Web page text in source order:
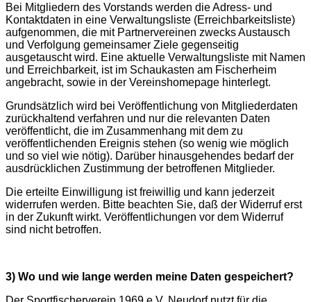
Bei Mitgliedern des Vorstands werden die Adress- und
Kontaktdaten in eine Verwaltungsliste (Erreichbarkeitsliste)
aufgenommen, die mit Partnervereinen zwecks Austausch
und Verfolgung gemeinsamer Ziele gegenseitig
ausgetauscht wird. Eine aktuelle Verwaltungsliste mit Namen
und Erreichbarkeit, ist im Schaukasten am Fischerheim
angebracht, sowie in der Vereinshomepage hinterlegt.
Grundsätzlich wird bei Veröffentlichung von Mitgliederdaten
zurückhaltend verfahren und nur die relevanten Daten
veröffentlicht, die im Zusammenhang mit dem zu
veröffentlichenden Ereignis stehen (so wenig wie möglich
und so viel wie nötig). Darüber hinausgehendes bedarf der
ausdrücklichen Zustimmung der betroffenen Mitglieder.
Die erteilte Einwilligung ist freiwillig und kann jederzeit
widerrufen werden. Bitte beachten Sie, daß der Widerruf erst
in der Zukunft wirkt. Veröffentlichungen vor dem Widerruf
sind nicht betroffen.
3) Wo und wie lange werden meine Daten gespeichert?